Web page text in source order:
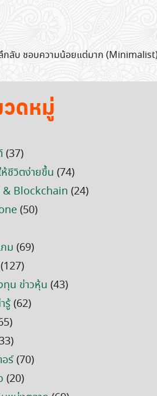
กลับ ชอบความน้อยแต่มาก
ดหมู่
(37)
ชีวิตง่ายขึ้น (74)
Blockchain (24)
(50)
ม (69)
(127)
ทุน ข่าวหุ้น (43)
รู้(62)
ร์(70)
(20)